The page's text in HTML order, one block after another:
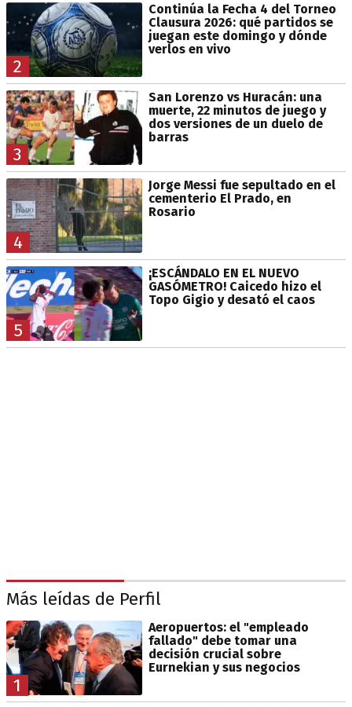
2
Continúa la Fecha 4 del Torneo
Clausura 2026: qué partidos se
juegan este domingo y dónde
verlos en vivo
3
San Lorenzo vs Huracán: una
muerte, 22 minutos de juego y
dos versiones de un duelo de
barras
4
Jorge Messi fue sepultado en el
cementerio El Prado, en
Rosario
5
¡ESCÁNDALO EN EL NUEVO
GASÓMETRO! Caicedo hizo el
Topo Gigio y desató el caos
Más leídas de Perfil
1
Aeropuertos: el "empleado
fallado" debe tomar una
decisión crucial sobre
Eurnekian y sus negocios